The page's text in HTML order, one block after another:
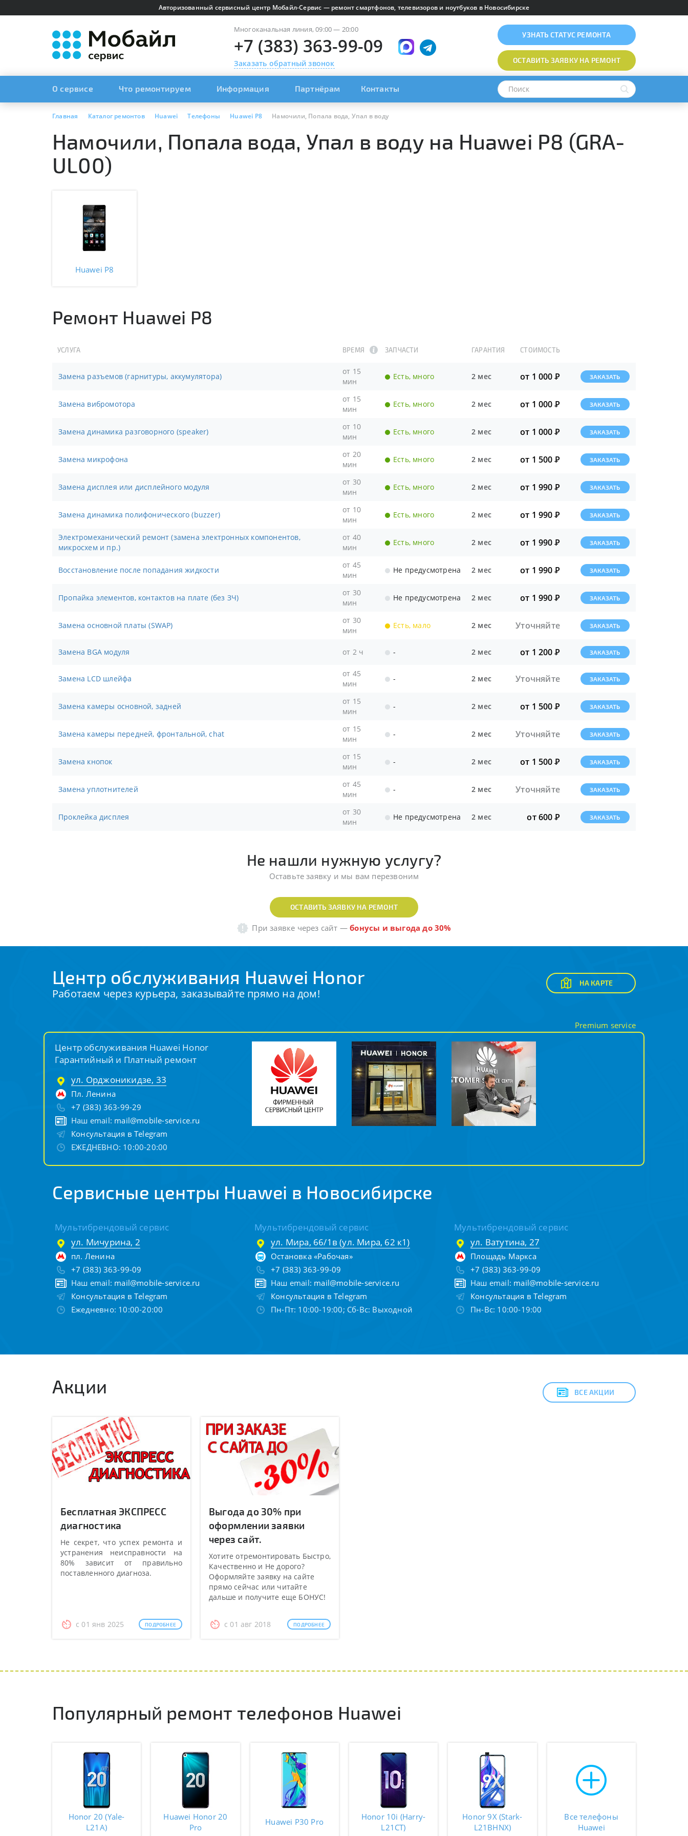
Авторизованный сервисный центр Мобайл-Сервис — ремонт смартфонов, телевизоров и ноутбуков в Новосибирске
Многоканальная линия, 09:00 — 20:00
+7 (383) 363-99-09
Заказать обратный звонок
УЗНАТЬ СТАТУС РЕМОНТА
ОСТАВИТЬ ЗАЯВКУНА РЕМОНТ
О сервисе Что ремонтируем Информация Партнёрам Контакты
Главная Каталог ремонтов Huawei Телефоны Huawei P8 Намочили, Попала вода, Упал в воду
Намочили, Попала вода, Упал в воду на Huawei P8 (GRA-
UL00)
Huawei P8
Ремонт Huawei P8
УСЛУГА ВРЕМЯ ЗАПЧАСТИ ГАРАНТИЯ СТОИМОСТЬ
Замена разъемов (гарнитуры, аккумулятора)
от 15
мин
Есть, много 2 мес от 1 000Р ЗАКАЗАТЬ
Замена вибромотора
от 15
мин
Есть, много 2 мес от 1 000Р ЗАКАЗАТЬ
Замена динамика разговорного (speaker)
от 10
мин
Есть, много 2 мес от 1 000Р ЗАКАЗАТЬ
Замена микрофона
от 20
мин
Есть, много 2 мес от 1 500Р ЗАКАЗАТЬ
Замена дисплея или дисплейного модуля
от 30
мин
Есть, много 2 мес от 1 990Р ЗАКАЗАТЬ
Замена динамика полифонического (buzzer)
от 10
мин
Есть, много 2 мес от 1 990Р ЗАКАЗАТЬ
Электромеханический ремонт (замена электронных компонентов,
микросхем и пр.)
от 40
мин
Есть, много 2 мес от 1 990Р ЗАКАЗАТЬ
Восстановление после попадания жидкости
от 45
мин
Не предусмотрена 2 мес от 1 990Р ЗАКАЗАТЬ
Пропайка элементов, контактов на плате (без ЗЧ)
от 30
мин
Не предусмотрена 2 мес от 1 990Р ЗАКАЗАТЬ
Замена основной платы (SWAP)
от 30
мин
Есть, мало 2 мес Уточняйте ЗАКАЗАТЬ
Замена BGA модуля от 2 ч - 2 мес от 1 200Р ЗАКАЗАТЬ
Замена LCD шлейфа
от 45
мин
- 2 мес Уточняйте ЗАКАЗАТЬ
Замена камеры основной, задней
от 15
мин
- 2 мес от 1 500Р ЗАКАЗАТЬ
Замена камеры передней, фронтальной, chat
от 15
мин
- 2 мес Уточняйте ЗАКАЗАТЬ
Замена кнопок
от 15
мин
- 2 мес от 1 500Р ЗАКАЗАТЬ
Замена уплотнителей
от 45
мин
- 2 мес Уточняйте ЗАКАЗАТЬ
Проклейка дисплея
от 30
мин
Не предусмотрена 2 мес от 600Р ЗАКАЗАТЬ
Не нашли нужную услугу?
Оставьте заявку и мы вам перезвоним
ОСТАВИТЬ ЗАЯВКУ НА РЕМОНТ
При заявке через сайт —бонусы и выгода до 30%
Центр обслуживания Huawei Honor
Работаем через курьера, заказывайте прямо на дом!
НА КАРТЕ
Центр обслуживания Huawei Honor
Гарантийный и Платный ремонт
ул. Орджоникидзе, 33
Пл. Ленина
+7 (383) 363-99-29
Наш email: mail@mobile-service.ru
Консультация в Telegram
ЕЖЕДНЕВНО: 10:00-20:00
Premium service
Сервисные центры Huawei в Новосибирске
Мультибрендовый сервис
ул. Мичурина, 2
пл. Ленина
+7 (383) 363-99-09
Наш email: mail@mobile-service.ru
Консультация в Telegram
Ежедневно: 10:00-20:00
Мультибрендовый сервис
ул. Мира, 66/1в (ул. Мира, 62 к1)
Остановка «Рабочая»
+7 (383) 363-99-09
Наш email: mail@mobile-service.ru
Консультация в Telegram
Пн-Пт: 10:00-19:00; Сб-Вс: Выходной
Мультибрендовый сервис
ул. Ватутина, 27
Площадь Маркса
+7 (383) 363-99-09
Наш email: mail@mobile-service.ru
Консультация в Telegram
Пн-Вс: 10:00-19:00
Акции ВСЕ АКЦИИ
Бесплатная ЭКСПРЕСС
диагностика
Не секрет, что успех ремонта и
устранения неисправности на
80% зависит от правильно
поставленного диагноза.
с 01 янв 2025 ПОДРОБНЕЕ
Выгода до 30% при
оформлении заявки
через сайт.
Хотите отремонтировать Быстро,
Качественно и Не дорого?
Оформляйте заявку на сайте
прямо сейчас или читайте
дальше и получите еще БОНУС!
с 01 авг 2018 ПОДРОБНЕЕ
Популярный ремонт телефонов Huawei
Honor 20 (Yale-
L21A)
Huawei Honor 20
Pro
Huawei P30 Pro
Honor 10i (Harry-
L21CT)
Honor 9X (Stark-
L21BHNX)
Все телефоны
Huawei